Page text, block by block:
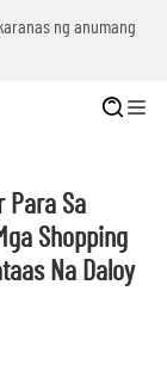
ng anumang
Para Sa
Shopping
Na Daloy